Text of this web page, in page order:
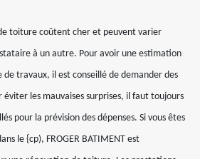
toiture coûtent cher et peuvent varier
à un autre. Pour avoir une estimation
de travaux, il est conseillé de demander des
éviter les mauvaises surprises, il faut toujours
pour la prévision des dépenses. Si vous êtes
le {cp), FROGER BATIMENT est